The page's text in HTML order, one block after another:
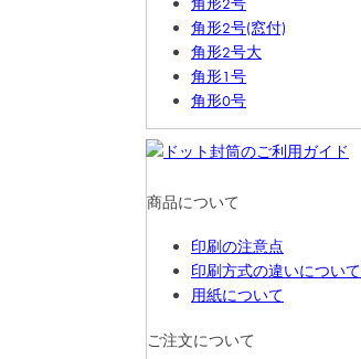
角形2号(窓付)
角形2号大
角形1号
角形0号
商品について
印刷の注意点
印刷方式の違いについて
用紙について
ご注文について